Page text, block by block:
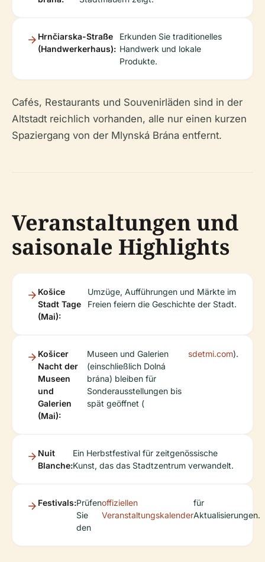
Hrnčiarska-Straße
(Handwerkerhaus):
Erkunden Sie traditionelles
Handwerk und lokale
Produkte.
Cafés, Restaurants und Souvenirläden sind in der
Altstadt reichlich vorhanden, alle nur einen kurzen
Spaziergang von der Mlynská Brána entfernt.
Veranstaltungen und
saisonale Highlights
Košice
Stadt Tage
(Mai):
Umzüge, Aufführungen und Märkte im
Freien feiern die Geschichte der Stadt.
Košicer
Nacht der
Museen
und
Galerien
(Mai):
Museen und Galerien
(einschließlich Dolná
brána) bleiben für
Sonderausstellungen bis
spät geöffnet (
sdetmi.com).
Nuit
Blanche:
Ein Herbstfestival für zeitgenössische
Kunst, das das Stadtzentrum verwandelt.
Festivals:Prüfen
Sie
den
offiziellen
Veranstaltungskalender
für
Aktualisierungen.